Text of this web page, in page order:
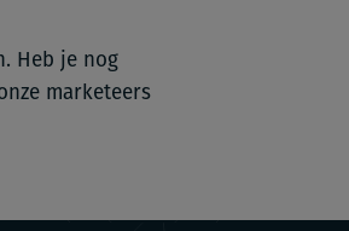
Heb je nog
marketeers